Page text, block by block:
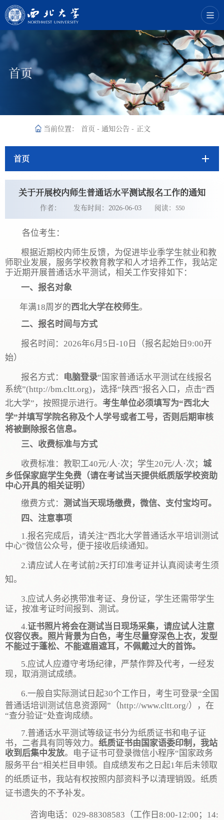
首页
当前位置： 首页 - 通知公告 - 正文
首页
关于开展校内师生普通话水平测试报名工作的通知
作者： 发布时间：2026-06-03 阅读： 550
各位考生：
根据近期校内师生反馈， 为促进毕业季学生就业和教
师职业发展，服务学校教育教学和人才培养工作， 我站定
于近期开展普通话水平测试， 相关工作安排如下：
一、报名对象
年满18周岁的西北大学在校师生。
二、报名时间与方式
报名时间： 2026年6月 5 日 -10 日（报名起始日 9:00开
始）
报名方式： 电脑登录“国家普通话水平测试在线报名
系统”(http://bm.cltt.org)，选择“陕西”报名入口，
点击“西
北大学”， 按照提示进行。 考生单位必须填写为“西北大
学”并填写学院名称及个人学号或者工号，否则后期审核
将被删除报名信息。
三、收费标准与方式
收费标准： 教职工40元/人·次；学生20元/人·次； 城
乡低保家庭学生免费（请在考试当天提供纸质版学校资助
中心开具的相关证明）
缴费方式： 测试当天现场缴费， 微信、支付宝均可。
四、注意事项
1.报名完成后，请关注“西北大学普通话水平培训测试
中心”微信公众号，便于接收后续通知。
2.请应试人在考试前2天打印准考证并认真阅读考生须
知。
3.应试人务必携带准考证、身份证，学生还需带学生
证，按准考证时间报到、测试。
4.证书照片将会在测试当日现场采集， 请应试人注意
仪容仪表。 照片背景为白色，考生尽量穿深色上衣，发型
不能过于蓬松、不能遮眉遮耳，不佩戴过大的首饰。
5.应试人应遵守考场纪律， 严禁作弊及代考，一经发
现，取消测试成绩。
6.一般自实际测试日起30个工作日，考生可登录“全国
普通话培训测试信息资源网”（http://www.cltt.org/），在
“查分验证”处查询成绩。
7.普通话水平测试等级证书分为纸质证书和电子证
书，二者具有同等效力。 纸质证书由国 家语委印制， 我站
收到后集中发放。电子证书可登录微信小程序“国家政务
服务平台”相关栏目申领。 自成绩发布之日起1年后未领取
的纸质证书，我站有权按照内部资料予以清理销毁。纸质
证书遗失的不予补发。
咨询电话： 029-88308583（工作日 8:00-12:00；14: